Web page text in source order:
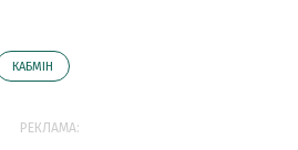
КАБМІН
РЕКЛАМА: